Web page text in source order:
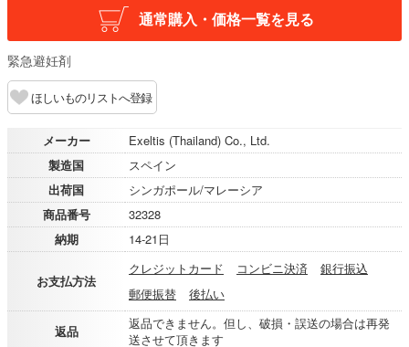
通常購入・価格一覧を見る
緊急避妊剤
ほしいものリストへ登録
メーカー
Exeltis (Thailand) Co., Ltd.
製造国
スペイン
出荷国
シンガポール/マレーシア
商品番号
32328
納期
14-21日
お支払方法
クレジットカード コンビニ決済
銀行振込
郵便振替
後払い
返品
返品できません。但し、破損・誤送の場合は再発
送させて頂きます